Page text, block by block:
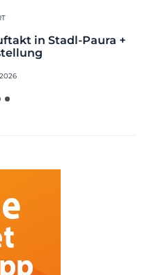
in Stadl-Paura +